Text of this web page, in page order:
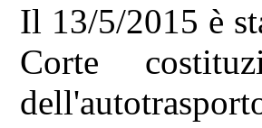
Il 13/5/2015 è
Corte